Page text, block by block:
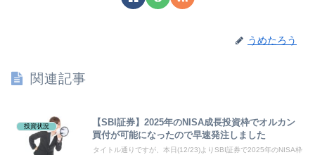
うめたろう
関連記事
投資状況
【SBI証券】2025年のNISA成長投資枠でオルカン
買付が可能になったので早速発注しました
タイトル通りですが、本日(12/23)よりSBI証券で2025年のNISA枠